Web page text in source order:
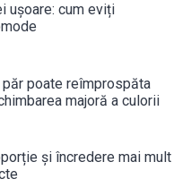
ușoare: cum eviți
poate reîmprospăta
majoră a culorii
și încredere mai mult